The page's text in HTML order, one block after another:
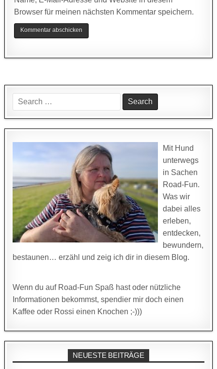
Browser für meinen nächsten Kommentar speichern.
Search
for:
Mit Hund
unterwegs
in Sachen
Road-Fun.
Was wir
dabei alles
erleben,
entdecken,
bewundern,
bestaunen… erzähl und zeig ich dir in diesem Blog.
Wenn du auf Road-Fun Spaß hast oder nützliche
Informationen bekommst, spendier mir doch einen
Kaffee oder Rossi einen Knochen ;-)))
NEUESTE BEITRÄGE